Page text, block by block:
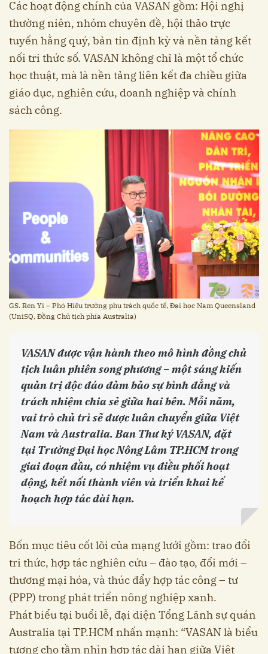
Các hoạt động chính của VASAN gồm: Hội nghị
thường niên, nhóm chuyên đề, hội thảo trực
tuyến hằng quý, bản tin định kỳ và nền tảng kết
nối tri thức số. VASAN không chỉ là một tổ chức
học thuật, mà là nền tảng liên kết đa chiều giữa
giáo dục, nghiên cứu, doanh nghiệp và chính
sách công.
GS. Ren Yi – Phó Hiệu trưởng phụ trách quốc tế, Đại học Nam Queensland
(UniSQ, Đồng Chủ tịch phía Australia)
VASAN được vận hành theo mô hình đồng chủ
tịch luân phiên song phương – một sáng kiến
quản trị độc đáo đảm bảo sự bình đẳng và
trách nhiệm chia sẻ giữa hai bên. Mỗi năm,
vai trò chủ trì sẽ được luân chuyển giữa Việt
Nam và Australia. Ban Thư ký VASAN, đặt
tại Trường Đại học Nông Lâm TP.HCM trong
giai đoạn đầu, có nhiệm vụ điều phối hoạt
động, kết nối thành viên và triển khai kế
hoạch hợp tác dài hạn.
Bốn mục tiêu cốt lõi của mạng lưới gồm: trao đổi
tri thức, hợp tác nghiên cứu – đào tạo, đổi mới –
thương mại hóa, và thúc đẩy hợp tác công – tư
(PPP) trong phát triển nông nghiệp xanh.
Phát biểu tại buổi lễ, đại diện Tổng Lãnh sự quán
Australia tại TP.HCM nhấn mạnh: “VASAN là biểu
tượng cho tầm nhìn hợp tác dài hạn giữa Việt